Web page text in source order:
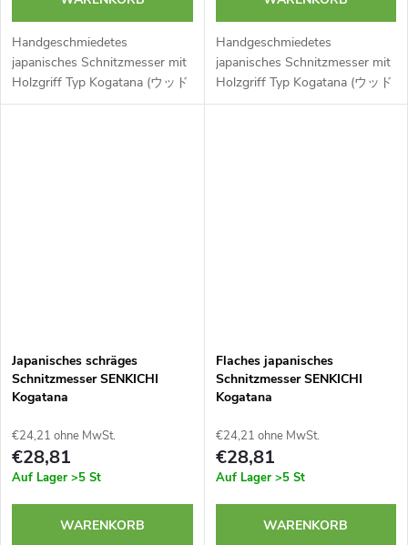
Handgeschmiedetes
japanisches Schnitzmesser mit
Holzgriff Typ Kogatana (ウッド
カービングナイフ) der Marke
Handgeschmiedetes
japanisches Schnitzmesser mit
Holzgriff Typ Kogatana (ウッド
カービングナイフ) der Marke
Japanisches schräges
Schnitzmesser SENKICHI
Kogatana
€24,21 ohne MwSt.
€28,81
Auf Lager >5 St
WARENKORB
Flaches japanisches
Schnitzmesser SENKICHI
Kogatana
€24,21 ohne MwSt.
€28,81
Auf Lager >5 St
WARENKORB